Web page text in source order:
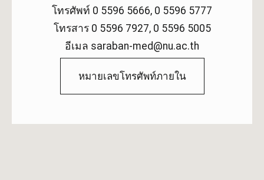
โทรศัพท์ 0 5596 5666, 0 5596 5777
โทรสาร 0 5596 7927, 0 5596 5005
อีเมล saraban-med@nu.ac.th
หมายเลขโทรศัพท์ภายใน